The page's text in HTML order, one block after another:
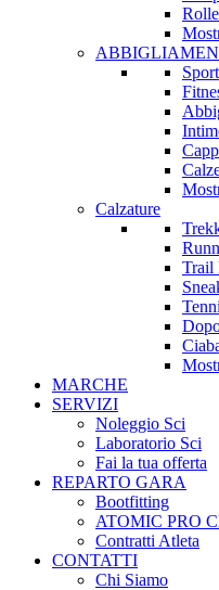
Calzature
Trail
MARCHE
SERVIZI
Noleggio Sci
Laboratorio Sci
Fai la tua offerta
REPARTO GARA
Bootfitting
ATOMIC PRO
Contratti Atleta
CONTATTI
Chi Siamo